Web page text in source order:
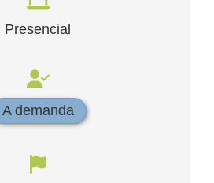
Presencial
A demanda